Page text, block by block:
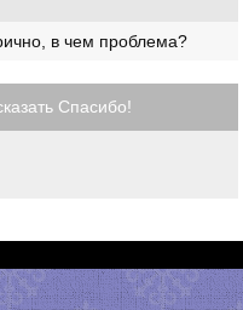
в чем проблема?
Спасибо!